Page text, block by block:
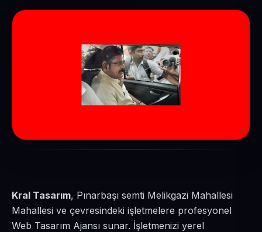
Kral Tasarım, Pınarbaşı semti Melikgazi Mahallesi
Mahallesi ve çevresindeki işletmelere profesyonel
Web Tasarım Ajansı sunar. İşletmenizi yerel